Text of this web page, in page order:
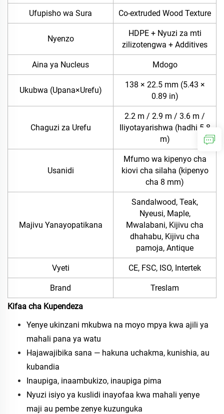
Ufupisho wa Sura Co-extruded Wood Texture
Nyenzo
HDPE + Nyuzi za mti
zilizotengwa + Additives
Aina ya Nucleus Mdogo
Ukubwa (Upana×Urefu)
138 × 22.5 mm (5.43 ×
0.89 in)
Chaguzi za Urefu
2.2 m / 2.9 m / 3.6 m /
Iliyotayarishwa (hadhi 5.8
m)
Usanidi
Mfumo wa kipenyo cha
kiovi cha silaha (kipenyo
cha 8 mm)
Majivu Yanayopatikana
Sandalwood, Teak,
Nyeusi, Maple,
Mwalabani, Kijivu cha
dhahabu, Kijivu cha
pamoja, Antique
Vyeti CE, FSC, ISO, Intertek
Brand
Treslam
Kifaa cha Kupendeza
Yenye ukinzani mkubwa na moyo mpya kwa ajili ya
mahali pana ya watu
Hajawajibika sana — hakuna uchakma, kunishia, au
kubandia
Inaupiga, inaambukizo, inaupiga pima
Nyuzi isiyo ya kuslidi inayofaa kwa mahali yenye
maji au pembe zenye kuzunguka